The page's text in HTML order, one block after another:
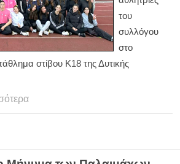
του
συλλόγου
στο
στίβου Κ18 της Δυτικής